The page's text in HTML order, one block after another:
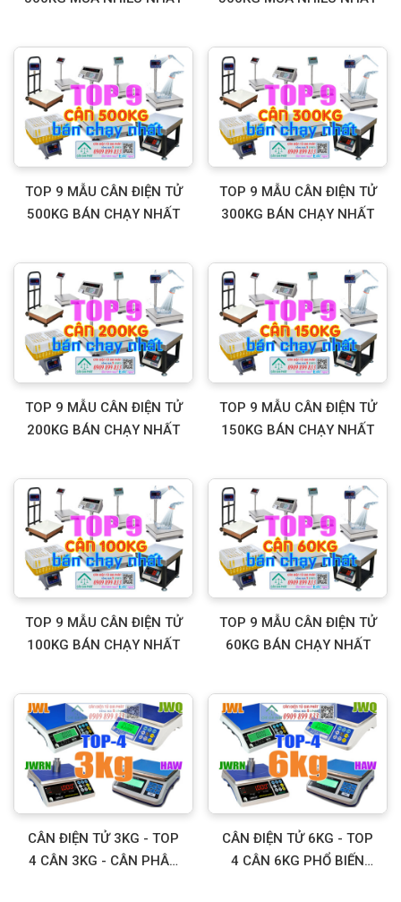
TOP 9 MẪU CÂN ĐIỆN TỬ
500KG BÁN CHẠY NHẤT
TOP 9 MẪU CÂN ĐIỆN TỬ
300KG BÁN CHẠY NHẤT
TOP 9 MẪU CÂN ĐIỆN TỬ
200KG BÁN CHẠY NHẤT
TOP 9 MẪU CÂN ĐIỆN TỬ
150KG BÁN CHẠY NHẤT
TOP 9 MẪU CÂN ĐIỆN TỬ
100KG BÁN CHẠY NHẤT
TOP 9 MẪU CÂN ĐIỆN TỬ
60KG BÁN CHẠY NHẤT
CÂN ĐIỆN TỬ 3KG - TOP
4 CÂN 3KG - CÂN PHÂN
CÂN ĐIỆN TỬ 6KG - TOP
4 CÂN 6KG PHỔ BIẾN